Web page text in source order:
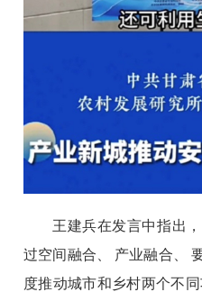
王建兵在发言中指出
过空间融合、 产业融合、
度推动城市和乡村两个不